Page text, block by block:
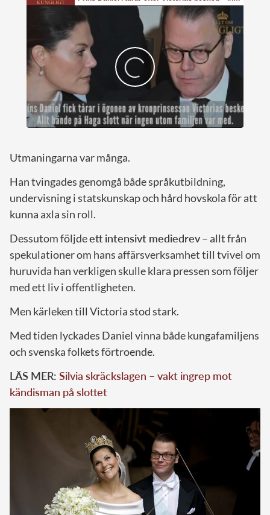
Utmaningarna var många.
Han tvingades genomgå både språkutbildning,
undervisning i statskunskap och hård hovskola för att
kunna axla sin roll.
Dessutom följdeett intensivt mediedrev– allt från
spekulationer om hans affärsverksamhet till tvivel om
huruvida han verkligen skulle klara pressen som följer
med ett liv i offentligheten.
Men kärleken till Victoria stod stark.
Med tiden lyckades Daniel vinna både kungafamiljens
och svenska folkets förtroende.
LÄS MER: Silvia skräckslagen – vakt ingrep mot
kändisman på slottet